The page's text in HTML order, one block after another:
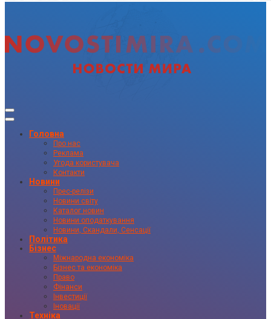
Головна
Про нас
Реклама
Угода користувача
Контакти
Новини
Прес-релізи
Новини світу
Каталог новин
Новини оподаткування
Новини, Скандали, Сенсації
Політика
Бізнес
Міжнародна економіка
Бізнес та економіка
Право
Фінанси
Інвестиції
Іновації
Техніка